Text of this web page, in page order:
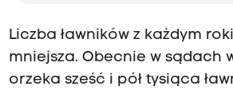
Liczba ławników z każdym
mniejsza. Obecnie w sądach
orzeka sześć i pół tysiąca